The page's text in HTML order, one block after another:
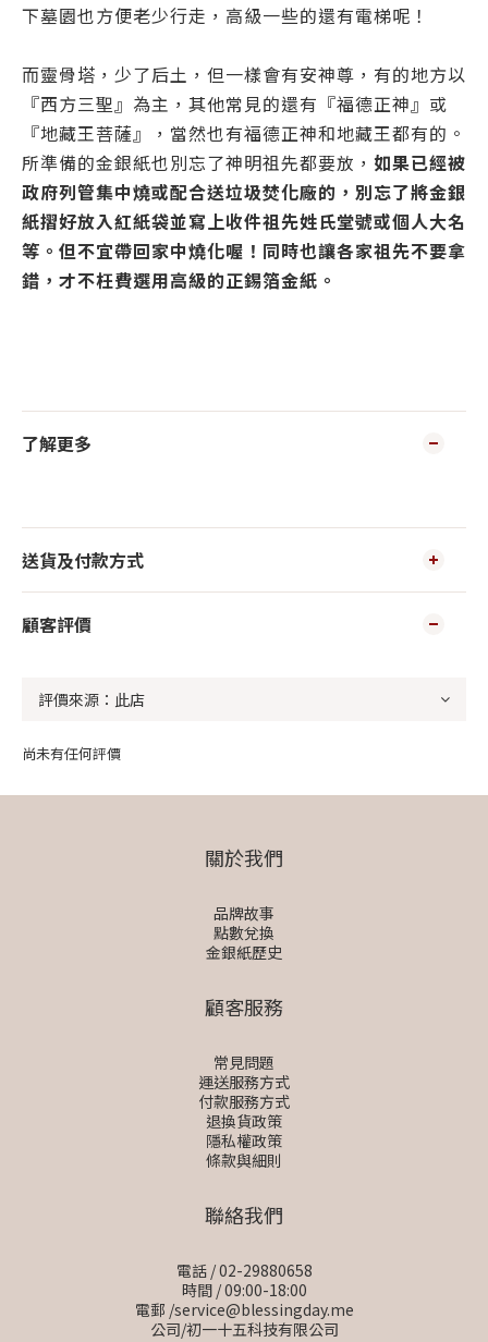
下墓園也方便老少行走，高級一些的還有電梯呢！
而靈骨塔，少了后土，但一樣會有安神尊，有的地方以
『西方三聖』為主，其他常見的還有『福德正神』或
『地藏王菩薩』，當然也有福德正神和地藏王都有的。
所準備的金銀紙也別忘了神明祖先都要放， 如果已經被
政府列管集中燒或配合送垃圾焚化廠的，別忘了將金銀
紙摺好放入紅紙袋並寫上收件祖先姓氏堂號或個人大名
等。但不宜帶回家中燒化喔！同時也讓各家祖先不要拿
錯，才不枉費選用高級的正錫箔金紙。
了解更多
送貨及付款方式
顧客評價
尚未有任何評價
關於我們
品牌故事
點數兌換
金銀紙歷史
顧客服務
常見問題
運送服務方式
付款服務方式
退換貨政策
隱私權政策
條款與細則
聯絡我們
電話 / 02-29880658
時間 / 09:00-18:00
電郵 /service@blessingday.me
公司/初一十五科技有限公司